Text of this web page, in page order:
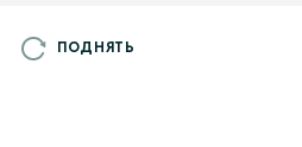
ПОДНЯТЬ